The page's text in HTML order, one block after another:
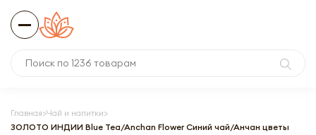
Главная Чай и напитки
ЗОЛОТО ИНДИИ Blue Tea/Anchan Flower Синий чай/Анчан цветы